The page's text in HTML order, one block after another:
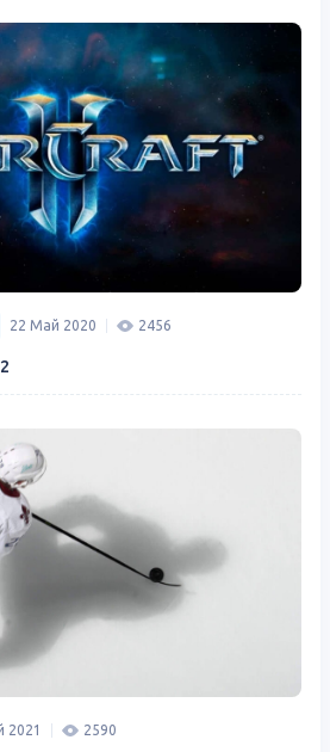
22 Май 2020 2456
2021 2590